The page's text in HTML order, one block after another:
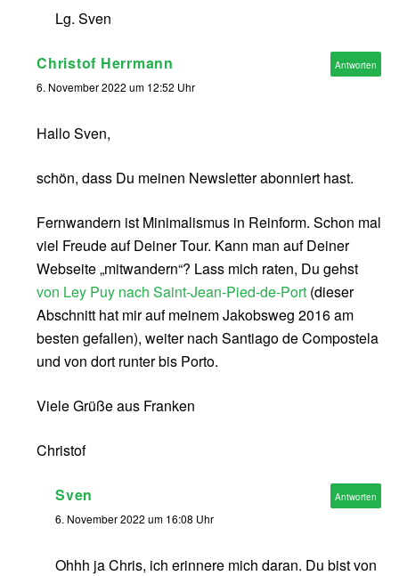
Lg. Sven
Christof Herrmann
6. November 2022 um 12:52 Uhr
Hallo Sven,
schön, dass Du meinen Newsletter abonniert hast.
Fernwandern ist Minimalismus in Reinform. Schon mal
viel Freude auf Deiner Tour. Kann man auf Deiner
Webseite „mitwandern“? Lass mich raten, Du gehst
von Ley Puy nach Saint-Jean-Pied-de-Port (dieser
Abschnitt hat mir auf meinem Jakobsweg 2016 am
besten gefallen), weiter nach Santiago de Compostela
und von dort runter bis Porto.
Viele Grüße aus Franken
Christof
Antworten
Sven
6. November 2022 um 16:08 Uhr
Ohhh ja Chris, ich erinnere mich daran. Du bist von
Antworten